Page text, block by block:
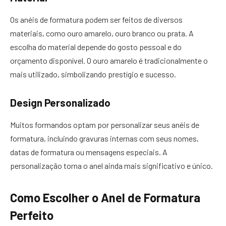
Os anéis de formatura podem ser feitos de diversos
materiais, como ouro amarelo, ouro branco ou prata. A
escolha do material depende do gosto pessoal e do
orçamento disponível. O ouro amarelo é tradicionalmente o
mais utilizado, simbolizando prestígio e sucesso.
Design Personalizado
Muitos formandos optam por personalizar seus anéis de
formatura, incluindo gravuras internas com seus nomes,
datas de formatura ou mensagens especiais. A
personalização torna o anel ainda mais significativo e único.
Como Escolher o Anel de Formatura
Perfeito